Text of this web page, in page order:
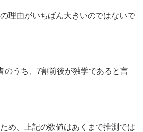
理由がいちばん大きいのではないで
のうち、7割前後が独学であると言
め、上記の数値はあくまで推測では